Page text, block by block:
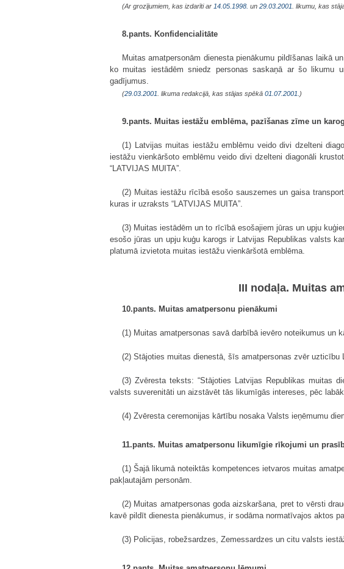
(Ar grozījumiem, kas izdarīti ar 14.05.1998. un 29.03.2001 . likumu, kas
8.pants. Konfidencialitāte
Muitas amatpersonām dienesta pienākumu pildīšanas laikā
ko muitas iestādēm sniedz personas saskaņā ar šo likumu
gadījumus.
(29.03.2001 . likuma redakcijā, kas stājas spēkā 01.07.2001. )
9.pants. Muitas iestāžu emblēma, pazīšanas zīme un
(1) Latvijas muitas iestāžu emblēmu veido divi dzelteni
iestāžu vienkāršoto emblēmu veido divi dzelteni diagonāli
“LATVIJAS MUITA”.
(2) Muitas iestāžu rīcībā esošo sauszemes un gaisa
kuras ir uzraksts “LATVIJAS MUITA”.
(3) Muitas iestādēm un to rīcībā esošajiem jūras un upju
esošo jūras un upju kuģu karogs ir Latvijas Republikas valsts
platumā izvietota muitas iestāžu vienkāršotā emblēma.
III nodaļa. Muitas
10.pants. Muitas amatpersonu pienākumi
(1) Muitas amatpersonas savā darbībā ievēro noteikumus un
(2) Stājoties muitas dienestā, šīs amatpersonas zvēr uzticību
(3) Zvēresta teksts: “Stājoties Latvijas Republikas muitas
valsts suverenitāti un aizstāvēt tās likumīgās intereses, pēc
(4) Zvēresta ceremonijas kārtību nosaka Valsts ieņēmumu
11.pants. Muitas amatpersonu likumīgie rīkojumi un
(1) Šajā likumā noteiktās kompetences ietvaros muitas
pakļautajām personām.
(2) Muitas amatpersonas goda aizskaršana, pret to vērsti
kavē pildīt dienesta pienākumus, ir sodāma normatīvajos aktos
(3) Policijas, robežsardzes, Zemessardzes un citu valsts